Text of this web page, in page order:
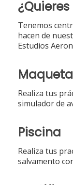
Tenemos
hacen de
Estudios
Realiza tus
simulador de
Piscina
Realiza tus
salvamento